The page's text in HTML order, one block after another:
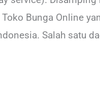
Bunga Online
Salah satu